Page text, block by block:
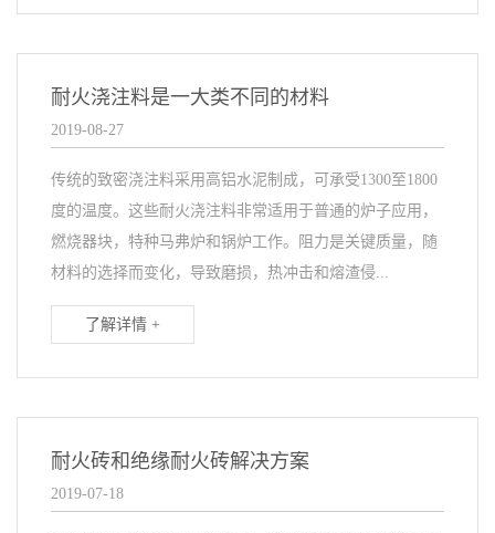
耐火浇注料是一大类不同的材料
2019-08-27
传统的致密浇注料采用高铝水泥制成，可承受1300至1800
度的温度。这些耐火浇注料非常适用于普通的炉子应用，
燃烧器块，特种马弗炉和锅炉工作。阻力是关键质量，随
材料的选择而变化，导致磨损，热冲击和熔渣侵...
了解详情 +
耐火砖和绝缘耐火砖解决方案
2019-07-18